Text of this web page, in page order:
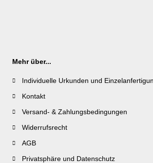
Mehr über...
Individuelle Urkunden und
Kontakt
Versand- & Zahlungsbedingungen
Widerrufsrecht
AGB
Privatsphäre und Datenschutz